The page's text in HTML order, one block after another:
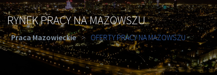
RYNEK PRACY NA MAZOWSZU
Praca Mazowieckie > OFERTY PRACY NA MAZOWSZU